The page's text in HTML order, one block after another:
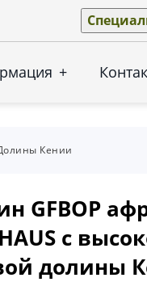
+
Кении
GFBOP
с
долины